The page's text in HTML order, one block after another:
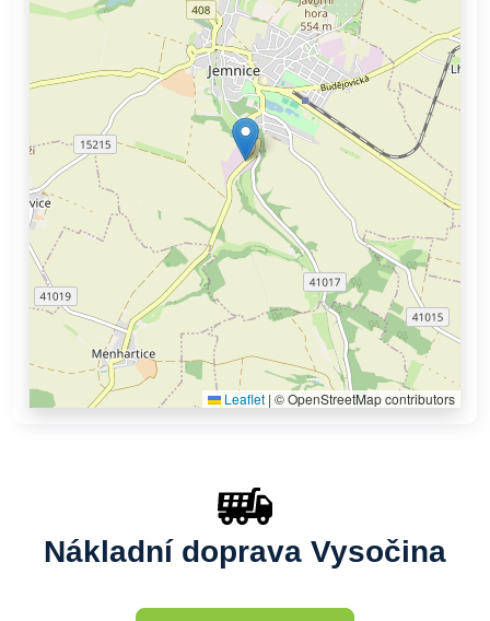
Leaflet | © OpenStreetMap contributors
Nákladní doprava Vysočina